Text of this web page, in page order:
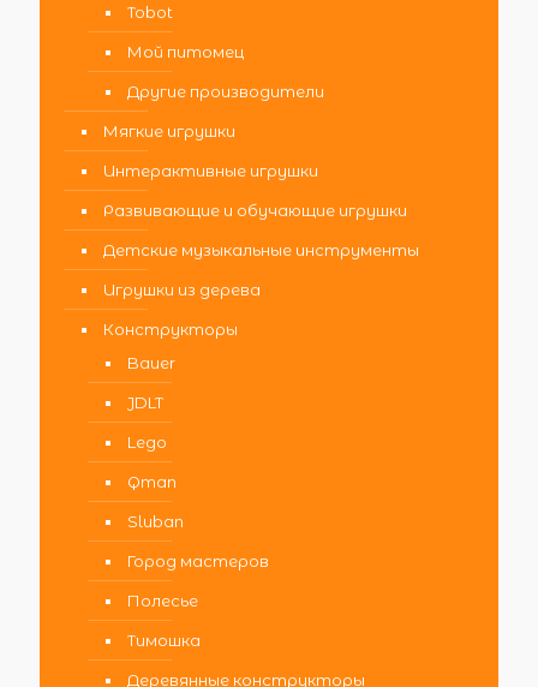
Tobot
Мой питомец
Другие производители
Мягкие игрушки
Интерактивные игрушки
Развивающие и обучающие игрушки
Детские музыкальные инструменты
Игрушки из дерева
Конструкторы
Bauer
JDLT
Lego
Qman
Sluban
Город мастеров
Полесье
Тимошка
Деревянные конструкторы